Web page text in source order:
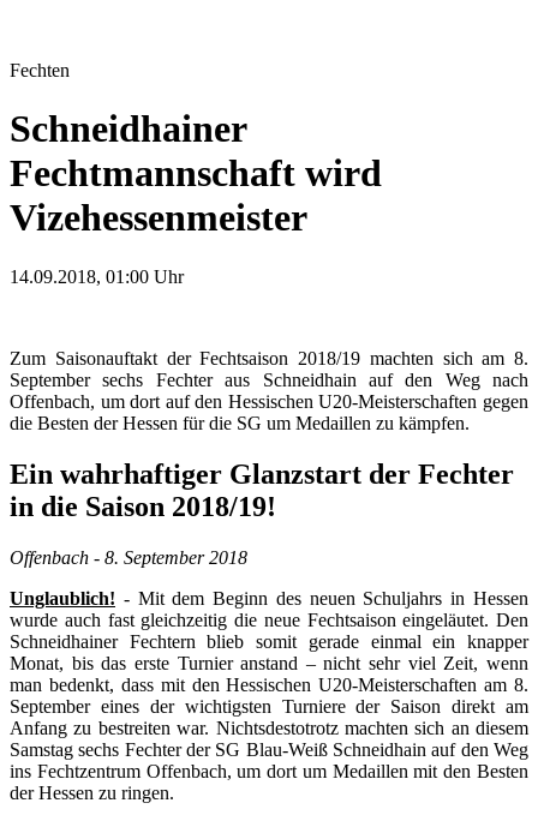
Fechten
Schneidhainer
Fechtmannschaft wird
Vizehessenmeister
14.09.2018, 01:00 Uhr
Zum Saisonauftakt der Fechtsaison 2018/19 machten sich am 8.
September sechs Fechter aus Schneidhain auf den Weg nach
Offenbach, um dort auf den Hessischen U20-Meisterschaften gegen
die Besten der Hessen für die SG um Medaillen zu kämpfen.
Ein wahrhaftiger Glanzstart der Fechter
in die Saison 2018/19!
Offenbach - 8. September 2018
Unglaublich! - Mit dem Beginn des neuen Schuljahrs in Hessen
wurde auch fast gleichzeitig die neue Fechtsaison eingeläutet. Den
Schneidhainer Fechtern blieb somit gerade einmal ein knapper
Monat, bis das erste Turnier anstand – nicht sehr viel Zeit, wenn
man bedenkt, dass mit den Hessischen U20-Meisterschaften am 8.
September eines der wichtigsten Turniere der Saison direkt am
Anfang zu bestreiten war. Nichtsdestotrotz machten sich an diesem
Samstag sechs Fechter der SG Blau-Weiß Schneidhain auf den Weg
ins Fechtzentrum Offenbach, um dort um Medaillen mit den Besten
der Hessen zu ringen.